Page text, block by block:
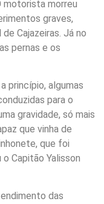
motorista morreu
graves,
Cajazeiras. Já no
pernas e os
princípio, algumas
para o
gravidade, só mais
que vinha de
que foi
Capitão Yalisson
das